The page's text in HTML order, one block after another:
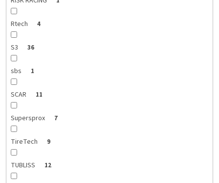
Rtech 4
S3 36
sbs 1
SCAR 11
Supersprox 7
TireTech 9
TUBLISS 12